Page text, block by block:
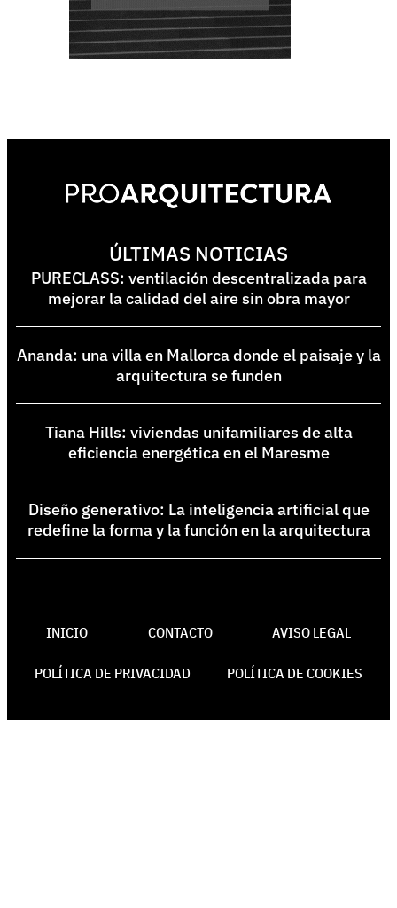
ÚLTIMAS NOTICIAS
PURECLASS: ventilación descentralizada para
mejorar la calidad del aire sin obra mayor
Ananda: una villa en Mallorca donde el paisaje y la
arquitectura se funden
Tiana Hills: viviendas unifamiliares de alta
eficiencia energética en el Maresme
Diseño generativo: La inteligencia artificial que
redefine la forma y la función en la arquitectura
INICIO CONTACTO AVISO LEGAL
POLÍTICA DE PRIVACIDAD POLÍTICA DE COOKIES